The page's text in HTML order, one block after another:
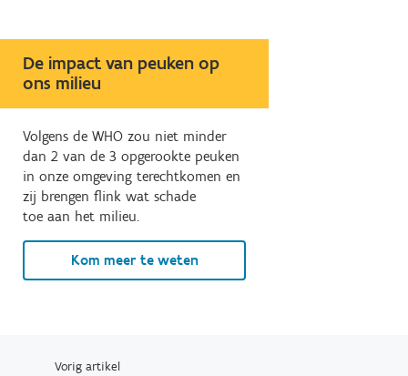
De impact van peuken op
ons milieu
Volgens de WHO zou niet minder
dan 2 van de 3 opgerookte peuken
in onze omgeving terechtkomen en
zij brengen flink wat schade
toe aan het milieu.
Kom meer te weten
Vorig artikel